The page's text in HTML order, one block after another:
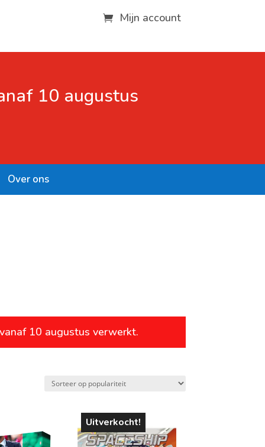
Mijn account
10 augustus
Over ons
leeftijd
vanaf 1 jaar
vanaf 6 jaar
vanaf 10 jaar
10 augustus verwerkt.
Uitverkocht!